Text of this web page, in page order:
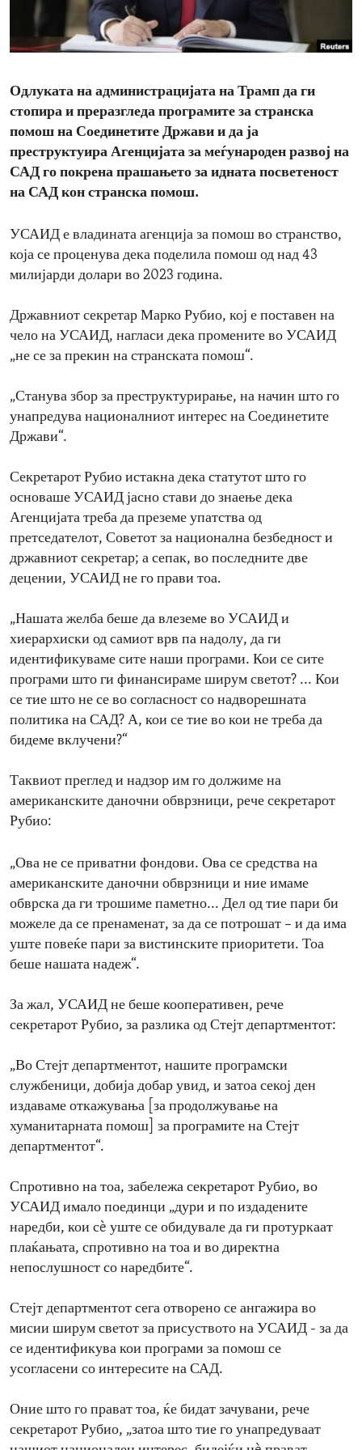
ENVIRONMENT AND HEALTH
IDEALS AND INSTITUTIONS
Одлуката на администрацијата на Трамп да ги
стопира и преразгледа програмите за странска
помош на Соединетите Држави и да ја
преструктуира Агенцијата за меѓународен развој на
САД го покрена прашањето за идната посветеност
на САД кон странска помош.
УСАИД е владината агенција за помош во странство,
која се проценува дека поделила помош од над 43
милијарди долари во 2023 година.
Државниот секретар Марко Рубио, кој е поставен на
чело на УСАИД, нагласи дека промените во УСАИД
„не се за прекин на странската помош“.
„Станува збор за преструктурирање, на начин што го
унапредува националниот интерес на Соединетите
Држави“.
Секретарот Рубио истакна дека статутот што го
основаше УСАИД јасно стави до знаење дека
Агенцијата треба да преземе упатства од
претседателот, Советот за национална безбедност и
државниот секретар; а сепак, во последните две
децении, УСАИД не го прави тоа.
„Нашата желба беше да влеземе во УСАИД и
хиерархиски од самиот врв па надолу, да ги
идентификуваме сите наши програми. Кои се сите
програми што ги финансираме ширум светот? ... Кои
се тие што не се во согласност со надворешната
политика на САД? А, кои се тие во кои не треба да
бидеме вклучени?“
Таквиот преглед и надзор им го должиме на
американските даночни обврзници, рече секретарот
Рубио:
„Ова не се приватни фондови. Ова се средства на
американските даночни обврзници и ние имаме
обврска да ги трошиме паметно... Дел од тие пари би
можеле да се пренаменат, за да се потрошат – и да има
уште повеќе пари за вистинските приоритети. Тоа
беше нашата надеж“.
За жал, УСАИД не беше кооперативен, рече
секретарот Рубио, за разлика од Стејт департментот:
„Во Стејт департментот, нашите програмски
службеници, добија добар увид, и затоа секој ден
издаваме откажувања [за продолжување на
хуманитарната помош] за програмите на Стејт
департментот“.
Спротивно на тоа, забележа секретарот Рубио, во
УСАИД имало поединци „дури и по издадените
наредби, кои сè уште се обидувале да ги протуркаат
плаќањата, спротивно на тоа и во директна
непослушност со наредбите“.
Стејт департментот сега отворено се ангажира во
мисии ширум светот за присуството на УСАИД - за да
се идентификува кои програми за помош се
усогласени со интересите на САД.
Оние што го прават тоа, ќе бидат зачувани, рече
секретарот Рубио, „затоа што тие го унапредуваат